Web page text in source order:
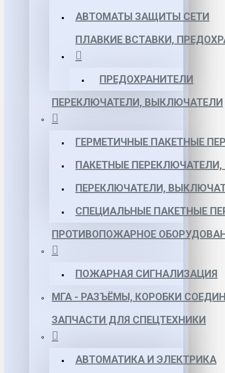
АВТОМАТЫ ЗАЩИТЫ СЕТИ
ПЛАВКИЕ ВСТАВКИ,
ПРЕДОХРАНИТЕЛИ
ПЕРЕКЛЮЧАТЕЛИ, ВЫКЛЮЧАТЕЛИ
ГЕРМЕТИЧНЫЕ ПАКЕТНЫЕ
ПАКЕТНЫЕ
ПЕРЕКЛЮЧАТЕЛИ,
СПЕЦИАЛЬНЫЕ ПАКЕТНЫЕ
ПРОТИВОПОЖАРНОЕ
ПОЖАРНАЯ СИГНАЛИЗАЦИЯ
МГА - РАЗЪЁМЫ, КОРОБКИ
ЗАПЧАСТИ ДЛЯ СПЕЦТЕХНИКИ
АВТОМАТИКА И ЭЛЕКТРИКА